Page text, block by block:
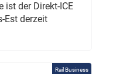
ist der Direkt-ICE
Est derzeit
Rail Business